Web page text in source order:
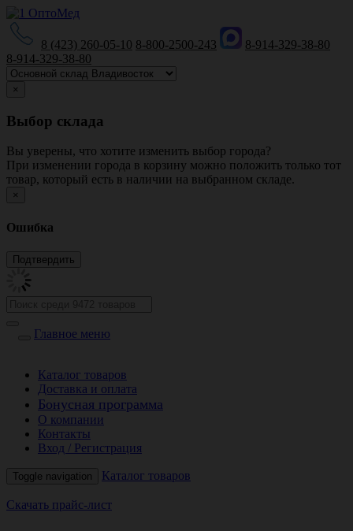
8 (423) 260-05-10 8-800-2500-243
8-914-329-38-80
8-914-329-38-80
×
Выбор склада
Вы уверены, что хотите изменить выбор города?
При изменении города в корзину можно положить только тот
товар, который есть в наличии на выбранном складе.
×
Ошибка
Главное меню
Каталог товаров
Доставка и оплата
Бонусная программа
О компании
Контакты
Вход / Регистрация
Toggle navigation Каталог товаров
Скачать прайс-лист